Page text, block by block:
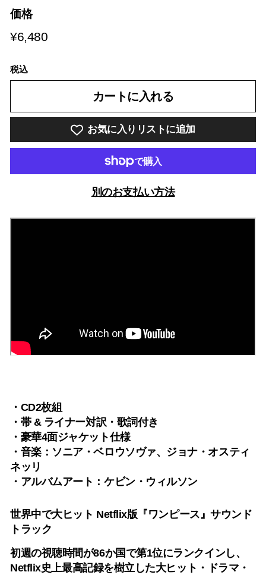
価格
¥6,480¥6,480
税込
カートに入れる
お気に入りリストに追加
別のお支払い方法
・CD2枚組
・帯 & ライナー対訳・歌詞付き
・豪華4面ジャケット仕様
・音楽：ソニア・ベロウソヴァ、ジョナ・オスティ
ネッリ
・アルバムアート：ケビン・ウィルソン
世界中で大ヒット Netflix版『ワンピース』サウンド
トラック
初週の視聴時間が86か国で第1位にランクインし、
Netflix史上最高記録を樹立した大ヒット・ドラマ・